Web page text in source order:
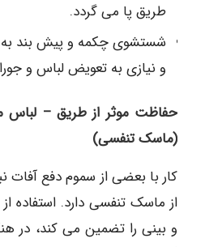
طریق پا می گردد.
شستشوی چکمه و پیش بند
و نیازی به تعویض لباس و
حفاظت موثر از طريق –
(ماسک تنفسی)
کار با بعضی از سموم دفع آفات
از ماسک تنفسی دارد.
و بینی را تضمین می کند، در